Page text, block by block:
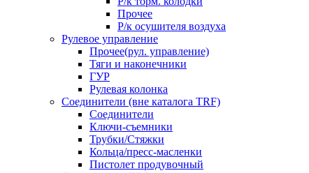
Прочее
Р/к осушителя воздуха
Рулевое управление
Прочее(рул. управление)
Тяги и наконечники
ГУР
Рулевая колонка
Соединители (вне каталога TRF)
Соединители
Ключи-cъемники
Трубки/Стяжки
Кольца/пресс-масленки
Пистолет продувочный